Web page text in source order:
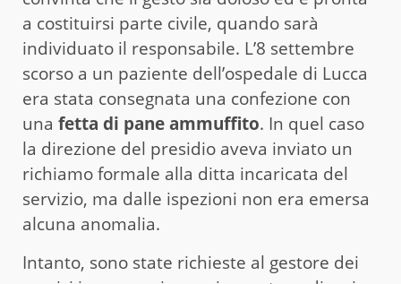
a costituirsi parte civile, quando sarà
individuato il responsabile. L’8 settembre
scorso a un paziente dell’ospedale di Lucca
era stata consegnata una confezione con
una fetta di pane ammuffito. In quel caso
la direzione del presidio aveva inviato un
richiamo formale alla ditta incaricata del
servizio, ma dalle ispezioni non era emersa
alcuna anomalia.
Intanto, sono state richieste al gestore dei